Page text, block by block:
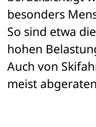
besonders
So sind etwa
hohen
Auch von
meist